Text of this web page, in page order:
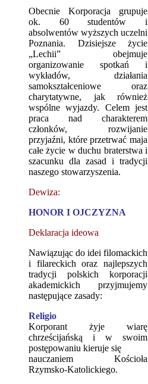
Obecnie Korporacja grupuje
ok. 60 studentów i
absolwentów wyższych uczelni
Poznania. Dzisiejsze życie
„Lechii” obejmuje
organizowanie spotkań i
wykładów, działania
samokształceniowe oraz
charytatywne, jak również
wspólne wyjazdy. Celem jest
praca nad charakterem
członków, rozwijanie
przyjaźni, które przetrwać maja
całe życie w duchu braterstwa i
szacunku dla zasad i tradycji
naszego stowarzyszenia.
Dewiza:
HONOR I OJCZYZNA
Deklaracja ideowa
Nawiązując do idei filomackich
i filareckich oraz najlepszych
tradycji polskich korporacji
akademickich przyjmujemy
następujące zasady:
Religio
Korporant żyje wiarę
chrześcijańską i w swoim
postępowaniu kieruje się
nauczaniem Kościoła
Rzymsko-Katolickiego.